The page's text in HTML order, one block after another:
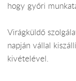
hogy győri
Virágküldő
napján vállal
kivételével.